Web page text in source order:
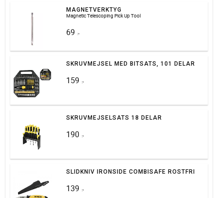
MAGNETVERKTYG
Magnetic Telescoping Pick Up Tool
69 :-
SKRUVMEJSEL MED BITSATS, 101 DELAR
159 :-
SKRUVMEJSELSATS 18 DELAR
190 :-
SLIDKNIV IRONSIDE COMBISAFE ROSTFRI
139 :-